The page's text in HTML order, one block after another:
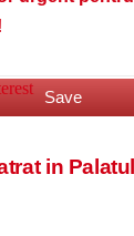
Save
in Palatul